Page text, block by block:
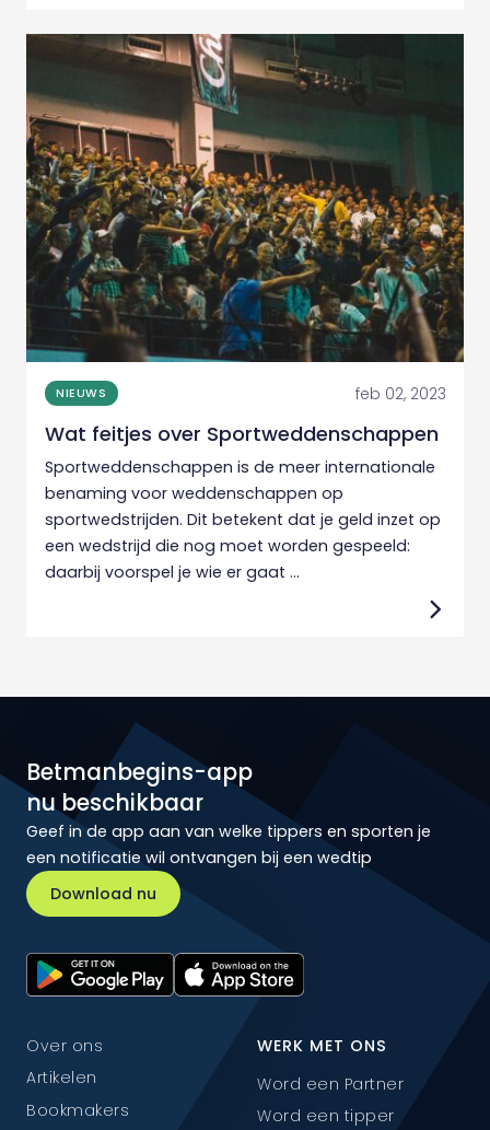
NIEUWS feb 02, 2023
Wat feitjes over Sportweddenschappen
Sportweddenschappen is de meer internationale
benaming voor weddenschappen op
sportwedstrijden. Dit betekent dat je geld inzet op
een wedstrijd die nog moet worden gespeeld:
daarbij voorspel je wie er gaat ...
Betmanbegins-app
nu beschikbaar
Geef in de app aan van welke tippers en sporten je
een notificatie wil ontvangen bij een wedtip
Download nu
Over ons
Artikelen
Bookmakers
WERK MET ONS
Word een Partner
Word een tipper